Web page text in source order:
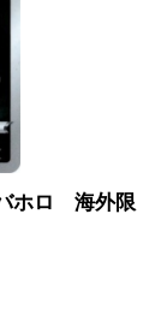
ホロ 海外限